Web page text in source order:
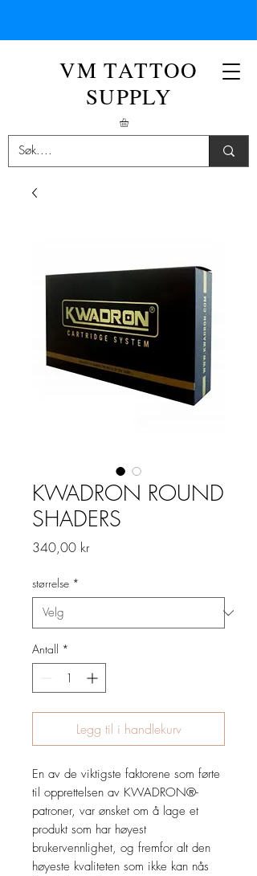
VM TATTOO
SUPPLY
KWADRON ROUND
SHADERS
340,00 krPris
størrelse *
Antall *
Legg til i handlekurv
En av de viktigste faktorene som førte
til opprettelsen av KWADRON®-
patroner, var ønsket om å lage et
produkt som har høyest
brukervennlighet, og fremfor alt den
høyeste kvaliteten som ikke kan nås